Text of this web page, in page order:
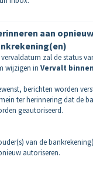
aan
zal de status
wijzigen in Vervalt
berichten worden
ter herinnering dat de
geautoriseerd.
van de
autoriseren.